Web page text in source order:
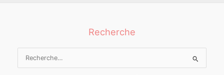
Recherche